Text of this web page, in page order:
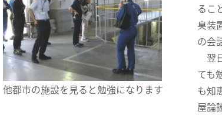
他都市の施設を見ると勉強になります
るこ
臭装
の会
翌
ても
も知
屋論